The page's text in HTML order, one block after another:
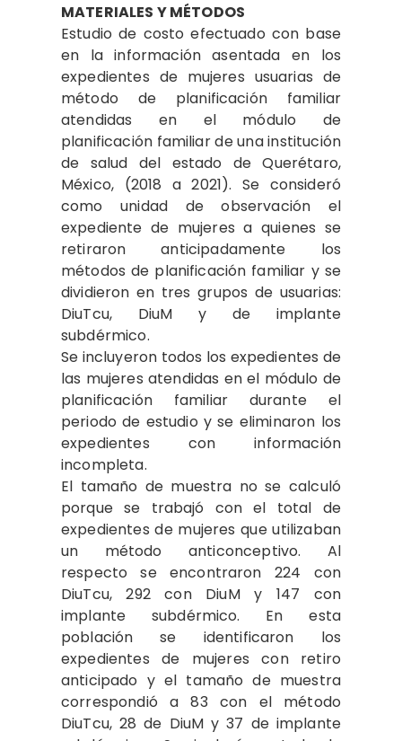
MATERIALES Y MÉTODOS
Estudio de costo efectuado con base
en la información asentada en los
expedientes de mujeres usuarias de
método de planificación familiar
atendidas en el módulo de
planificación familiar de una institución
de salud del estado de Querétaro,
México, (2018 a 2021). Se consideró
como unidad de observación el
expediente de mujeres a quienes se
retiraron anticipadamente los
métodos de planificación familiar y se
dividieron en tres grupos de usuarias:
DiuTcu, DiuM y de implante
subdérmico.
Se incluyeron todos los expedientes de
las mujeres atendidas en el módulo de
planificación familiar durante el
periodo de estudio y se eliminaron los
expedientes con información
incompleta.
El tamaño de muestra no se calculó
porque se trabajó con el total de
expedientes de mujeres que utilizaban
un método anticonceptivo. Al
respecto se encontraron 224 con
DiuTcu, 292 con DiuM y 147 con
implante subdérmico. En esta
población se identificaron los
expedientes de mujeres con retiro
anticipado y el tamaño de muestra
correspondió a 83 con el método
DiuTcu, 28 de DiuM y 37 de implante